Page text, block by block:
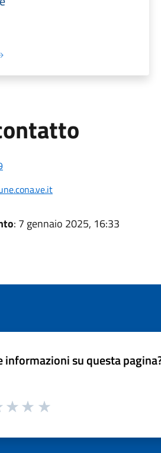
: 7 gennaio 2025, 16:33
informazioni su questa